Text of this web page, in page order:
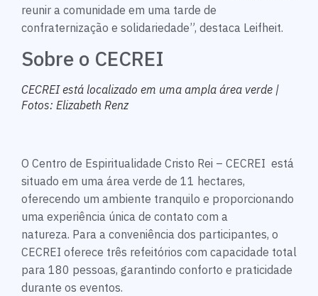
reunir a comunidade em uma tarde de
confraternização e solidariedade”, destaca Leifheit.
Sobre o CECREI
CECREI está localizado em uma ampla área verde |
Fotos: Elizabeth Renz
O Centro de Espiritualidade Cristo Rei – CECREI está
situado em uma área verde de 11 hectares,
oferecendo um ambiente tranquilo e proporcionando
uma experiência única de contato com a
natureza. Para a conveniência dos participantes, o
CECREI oferece três refeitórios com capacidade total
para 180 pessoas, garantindo conforto e praticidade
durante os eventos.